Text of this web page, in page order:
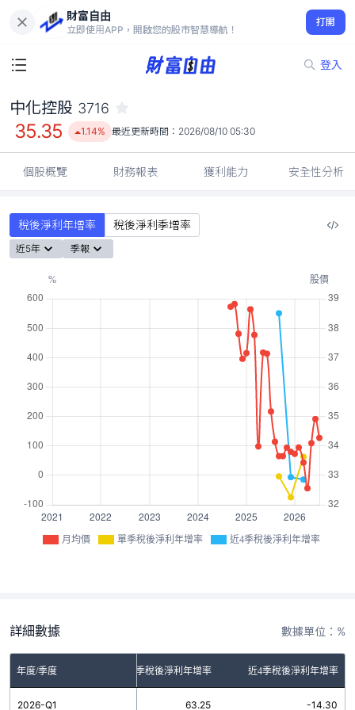
財富自由
立即使用APP，開啟您的股市智慧導航！
打開
登入
35.35
1.14%
中化控股 3716
35.35 1.14% 最近更新時間： 2026/08/10 05:30
個股概覽 財務報表 獲利能力 安全性分析
稅後淨利年增率 稅後淨利季增率
近5年 季報
月均價 單季稅後淨利年增率 近4季稅後淨利年增率
詳細數據 數據單位：%
年度/季度 單季稅後淨利年增率 近4季稅後淨利年增率
2026-Q1 63.25 -14.30